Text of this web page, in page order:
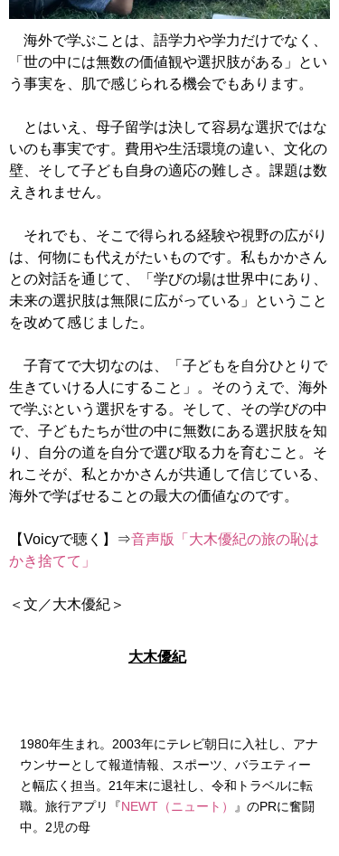
海外で学ぶことは、語学力や学力だけでなく、
「世の中には無数の価値観や選択肢がある」とい
う事実を、肌で感じられる機会でもあります。
とはいえ、母子留学は決して容易な選択ではな
いのも事実です。費用や生活環境の違い、文化の
壁、そして子ども自身の適応の難しさ。課題は数
えきれません。
それでも、そこで得られる経験や視野の広がり
は、何物にも代えがたいものです。私もかかさん
との対話を通じて、「学びの場は世界中にあり、
未来の選択肢は無限に広がっている」ということ
を改めて感じました。
子育てで大切なのは、「子どもを自分ひとりで
生きていける人にすること」。そのうえで、海外
で学ぶという選択をする。そして、その学びの中
で、子どもたちが世の中に無数にある選択肢を知
り、自分の道を自分で選び取る力を育むこと。そ
れこそが、私とかかさんが共通して信じている、
海外で学ばせることの最大の価値なのです。
【Voicyで聴く】⇒音声版「大木優紀の旅の恥は
かき捨てて」
＜文／大木優紀＞
大木優紀
1980年生まれ。2003年にテレビ朝日に入社し、アナ
ウンサーとして報道情報、スポーツ、バラエティー
と幅広く担当。21年末に退社し、令和トラベルに転
職。旅行アプリ『NEWT（ニュート）
』のPRに奮闘
中。2児の母